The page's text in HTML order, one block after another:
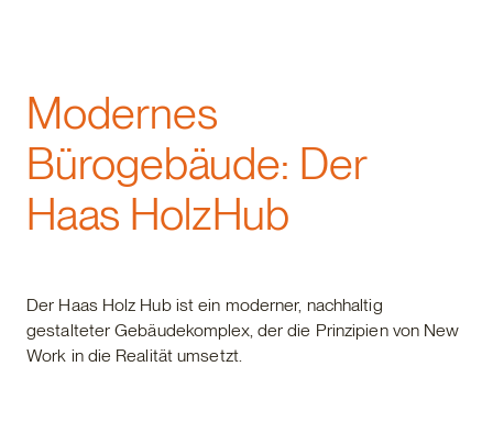
Modernes
Bürogebäude: Der
Haas HolzHub
Der Haas Holz Hub ist ein moderner, nachhaltig
gestalteter Gebäudekomplex, der die Prinzipien von New
Work in die Realität umsetzt.